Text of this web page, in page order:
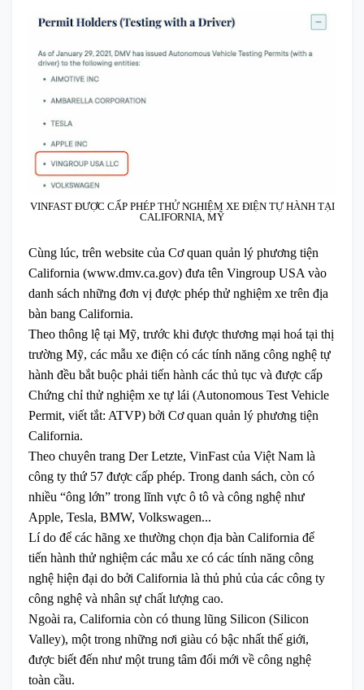
VINFAST ĐƯỢC CẤP PHÉP THỬ NGHIỆM XE ĐIỆN TỰ HÀNH TẠI
CALIFORNIA, MỸ
Cùng lúc, trên website của Cơ quan quản lý phương tiện
California (www.dmv.ca.gov) đưa tên Vingroup USA vào
danh sách những đơn vị được phép thử nghiệm xe trên địa
bàn bang California.
Theo thông lệ tại Mỹ, trước khi được thương mại hoá tại thị
trường Mỹ, các mẫu xe điện có các tính năng công nghệ tự
hành đều bắt buộc phải tiến hành các thủ tục và được cấp
Chứng chỉ thử nghiệm xe tự lái (Autonomous Test Vehicle
Permit, viết tắt: ATVP) bởi Cơ quan quản lý phương tiện
California.
Theo chuyên trang Der Letzte, VinFast của Việt Nam là
công ty thứ 57 được cấp phép. Trong danh sách, còn có
nhiều “ông lớn” trong lĩnh vực ô tô và công nghệ như
Apple, Tesla, BMW, Volkswagen...
Lí do để các hãng xe thường chọn địa bàn California để
tiến hành thử nghiệm các mẫu xe có các tính năng công
nghệ hiện đại do bởi California là thủ phủ của các công ty
công nghệ và nhân sự chất lượng cao.
Ngoài ra, California còn có thung lũng Silicon (Silicon
Valley), một trong những nơi giàu có bậc nhất thế giới,
được biết đến như một trung tâm đổi mới về công nghệ
toàn cầu.